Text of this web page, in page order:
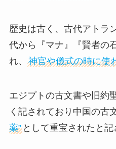
歴史は古く、古代アトラ
代から『マナ』『賢者の
れ、 神官や儀式の時に使
エジプトの古文書や旧約
く記されており中国の古
薬”として重宝されたと記